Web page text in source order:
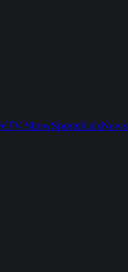
TV ShowSportsKidsNews